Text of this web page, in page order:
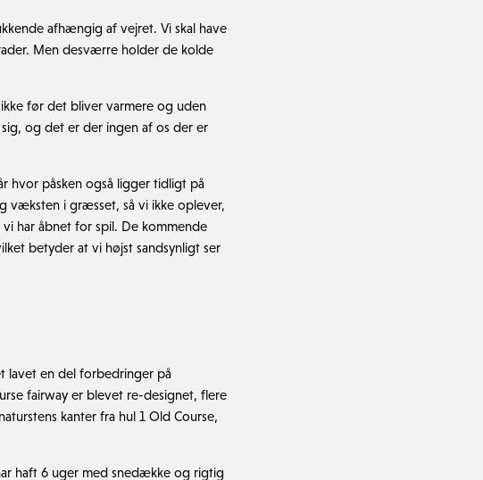
afhængig af vejret. Vi skal have
Men desværre holder de kolde
før det bliver varmere og uden
og det er der ingen af os der er
hvor påsken også ligger tidligt på
væksten i græsset, så vi ikke oplever,
har åbnet for spil. De kommende
betyder at vi højst sandsynligt ser
lavet en del forbedringer på
fairway er blevet re-designet, flere
kanter fra hul 1 Old Course,
haft 6 uger med snedække og rigtig